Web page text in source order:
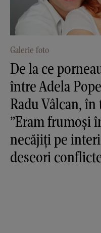
Galerie foto
De la ce
între Adela
Radu Vâlcan,
”Eram frumoși
necăjiți pe
deseori